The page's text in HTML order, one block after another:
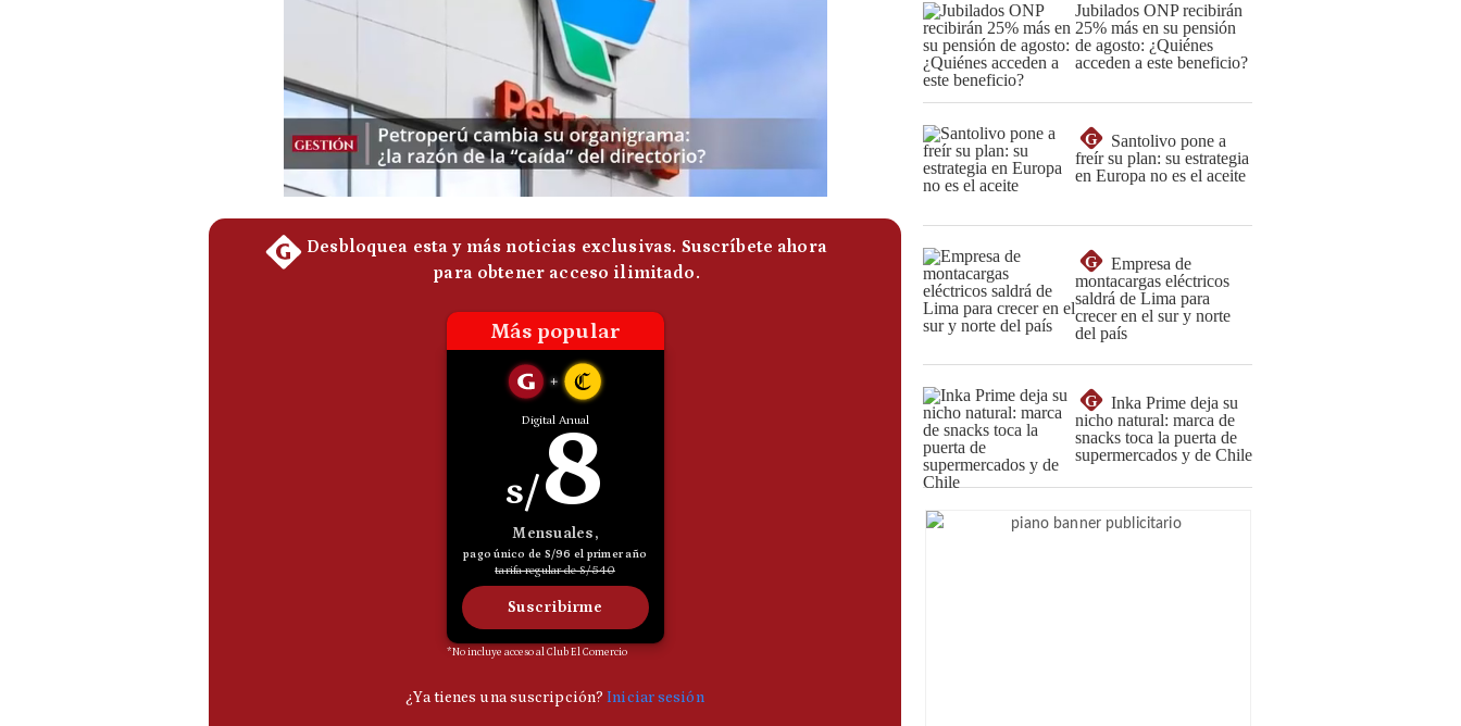
Jubilados ONP recibirán
25% más en su pensión
de agosto: ¿Quiénes
acceden a este beneficio?
G
Santolivo pone a
freír su plan: su estrategia
en Europa no es el aceite
G
Empresa de
montacargas eléctricos
saldrá de Lima para
crecer en el sur y norte
del país
G
Inka Prime deja su
nicho natural: marca de
snacks toca la puerta de
supermercados y de Chile